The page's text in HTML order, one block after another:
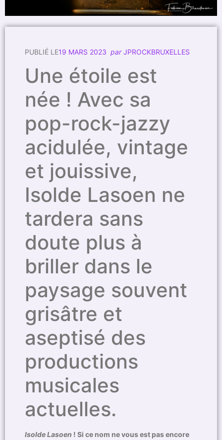
PUBLIÉ LE19 MARS 2023 parJPROCKBRUXELLES
Une étoile est
née ! Avec sa
pop-rock-jazzy
acidulée, vintage
et jouissive,
Isolde Lasoen ne
tardera sans
doute plus à
briller dans le
paysage souvent
grisâtre et
aseptisé des
productions
musicales
actuelles.
Isolde Lasoen ! Si ce nom ne vous est pas encore